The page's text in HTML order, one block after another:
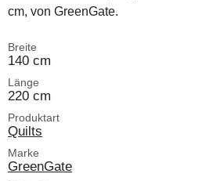
cm, von GreenGate.
Breite
140 cm
Länge
220 cm
Produktart
Quilts
Marke
GreenGate